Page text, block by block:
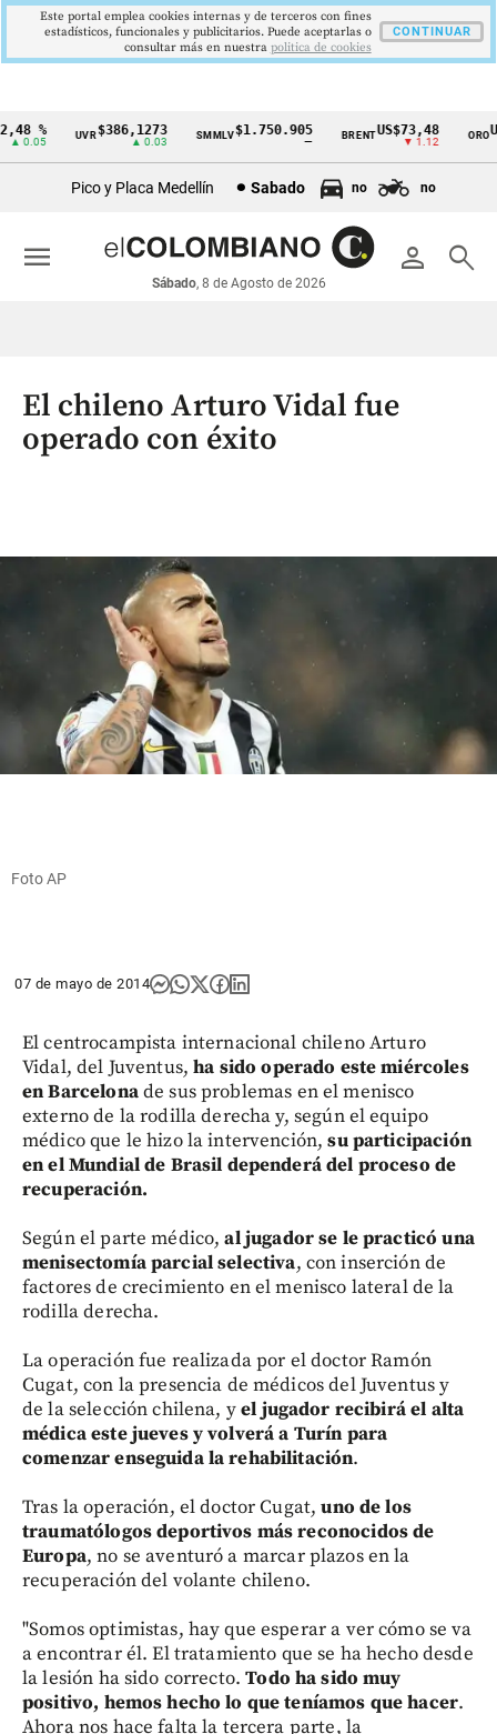
Cintillo
económicos
Colombia
%
0.05
UVR$386,1273
▲ 0.03
SMMLV$1.750.905 BRENTUS$73,48
▼ 1.12
ORO
Pico y Placa Medellín Sabado no no
person search
Sábado, 8 de Agosto de 2026
menu
El chileno Arturo Vidal fue
operado con éxito
Foto AP
07 de mayo de 2014
El centrocampista internacional chileno Arturo
Vidal, del Juventus,ha sido operado este miércoles
en Barcelonade sus problemas en el menisco
externo de la rodilla derecha y, según el equipo
médico que le hizo la intervención,su participación
en el Mundial de Brasil dependerá del proceso de
recuperación.
Según el parte médico,al jugador se le practicó una
menisectomía parcial selectiva, con inserción de
factores de crecimiento en el menisco lateral de la
rodilla derecha.
La operación fue realizada por el doctor Ramón
Cugat, con la presencia de médicos del Juventus y
de la selección chilena, yel jugador recibirá el alta
médica este jueves y volverá a Turín para
comenzar enseguida la rehabilitación.
Tras la operación, el doctor Cugat,uno de los
traumatólogos deportivos más reconocidos de
Europa, no se aventuró a marcar plazos en la
recuperación del volante chileno.
"Somos optimistas, hay que esperar a ver cómo se va
a encontrar él. El tratamiento que se ha hecho desde
la lesión ha sido correcto.Todo ha sido muy
positivo, hemos hecho lo que teníamos que hacer.
Ahora nos hace falta la tercera parte, la
Este portal emplea cookies internas y de terceros con fines
estadísticos, funcionales y publicitarios. Puede aceptarlas o
consultar más en nuestra politica de cookies
CONTINUAR